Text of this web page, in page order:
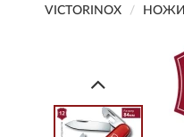
VICTORINOX НОЖИ